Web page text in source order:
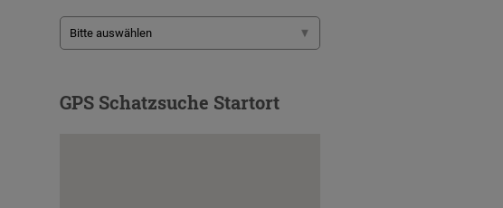
GPS Schatzsuche Startort